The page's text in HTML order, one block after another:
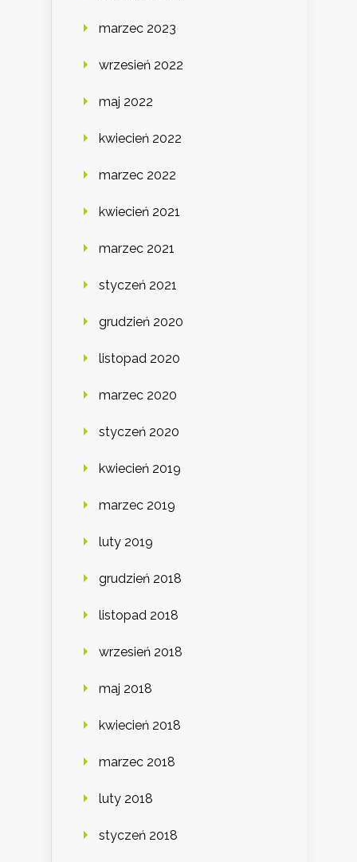
marzec 2023
wrzesień 2022
maj 2022
kwiecień 2022
marzec 2022
kwiecień 2021
marzec 2021
styczeń 2021
grudzień 2020
listopad 2020
marzec 2020
styczeń 2020
kwiecień 2019
marzec 2019
luty 2019
grudzień 2018
listopad 2018
wrzesień 2018
maj 2018
kwiecień 2018
marzec 2018
luty 2018
styczeń 2018